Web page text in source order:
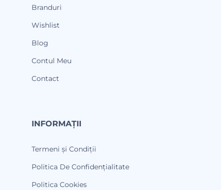
Branduri
Wishlist
Blog
Contul Meu
Contact
INFORMAȚII
Termeni și Condiții
Politica De Confidențialitate
Politica Cookies